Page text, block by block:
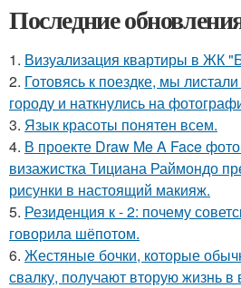
Последние
1. Визуализация квартиры в ЖК
2. Готовясь к поездке, мы
городу и наткнулись на
3. Язык красоты понятен всем.
4. В проекте Draw Me A Face
визажистка Тициана Раймондо
рисунки в настоящий макияж.
5. Резиденция к - 2: почему
говорила шёпотом.
6. Жестяные бочки, которые
свалку, получают вторую жизнь